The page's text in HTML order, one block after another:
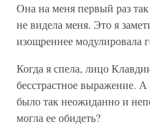
Она на меня первый раз
не видела меня. Это я
изощреннее модулировала
Когда я спела, лицо
бесстрастное выражение.
было так неожиданно и
могла ее обидеть?